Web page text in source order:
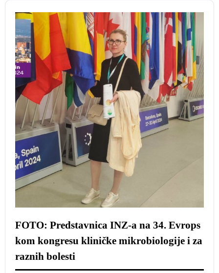
FOTO: Predstavnica INZ-a na 34. Evrops
kom kongresu kliničke mikrobiologije i za
raznih bolesti